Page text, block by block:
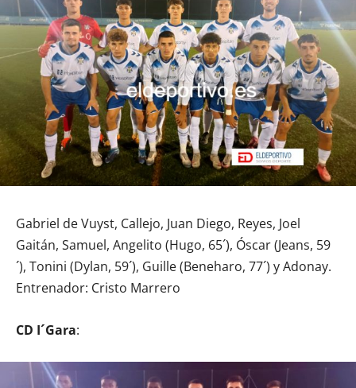
Gabriel de Vuyst, Callejo, Juan Diego, Reyes, Joel
Gaitán, Samuel, Angelito (Hugo, 65´), Óscar (Jeans, 59
´), Tonini (Dylan, 59´), Guille (Beneharo, 77´) y Adonay.
Entrenador: Cristo Marrero
CD I´Gara: